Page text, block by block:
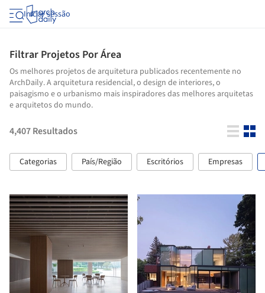
Iniciar sessão
Filtrar Projetos Por Área
Os melhores projetos de arquitetura publicados recentemente no
ArchDaily. A arquitetura residencial, o design de interiores, o
paisagismo e o urbanismo mais inspiradores das melhores arquitetas
e arquitetos do mundo.
4,407Resultados
Categorias País/Região Escritórios Empresas